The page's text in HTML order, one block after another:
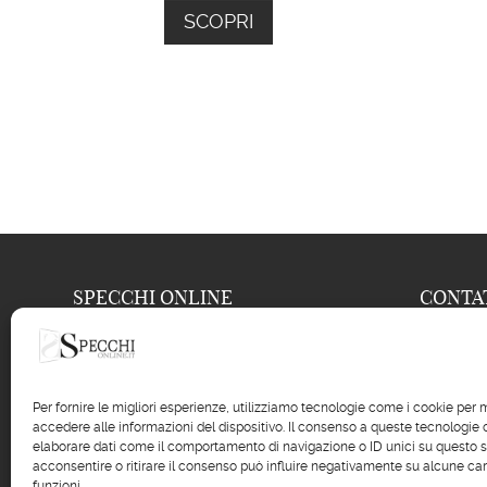
Per fornire le migliori esperienze, utilizziamo tecnologie come i cookie per
accedere alle informazioni del dispositivo. Il consenso a queste tecnologie
elaborare dati come il comportamento di navigazione o ID unici su questo
acconsentire o ritirare il consenso può influire negativamente su alcune
SCOPRI
SPECCHI ONLINE
Frison Renzo s.a.s.
35040 Casale di Scodosia (PD)
P.IVA: 04337840286
REA PD – 381635

